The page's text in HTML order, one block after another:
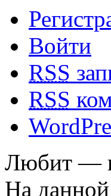
Войти
RSS
RSS
Любит —
На